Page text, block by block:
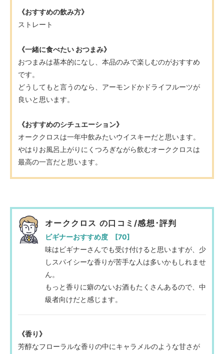
《おすすめの飲み方》
ストレート
《一緒に食べたい おつまみ》
おつまみは基本的になし、本品のみで楽しむのがおすすめ
です。
どうしてもと言うのなら、アーモンドかドライフルーツが
良いと思います。
《おすすめのシチュエーション》
オーククロスは一年中飲みたいウイスキーだと思います。
やはりお風呂上がりにくつろぎながら飲むオーククロスは
最高の一言だと思います。
オーククロス の口コミ/感想･評判
ビギナーおすすめ度 [70]
味はビギナーさんでも受け付けると思いますが、少
しスパイシーな香りが苦手な人は多いかもしれませ
ん。
もっと香りに癖のないお酒もたくさんあるので、中
級者向けだと感じます。
《香り》
芳醇なフローラルな香りの中にキャラメルのような甘さが